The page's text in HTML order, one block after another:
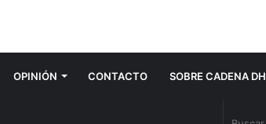
OPINIÓN CONTACTO SOBRE CADENA DH